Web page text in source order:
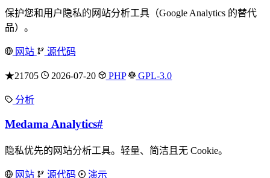
保护您和用户隐私的网站分析工具（Google Analytics 的替代
品）。
网站 源代码
★21705 2026-07-20 PHP GPL-3.0
分析
Medama Analytics#
隐私优先的网站分析工具。轻量、简洁且无 Cookie。
网站 源代码 演示